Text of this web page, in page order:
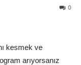
0
kesmek ve
arıyorsanız